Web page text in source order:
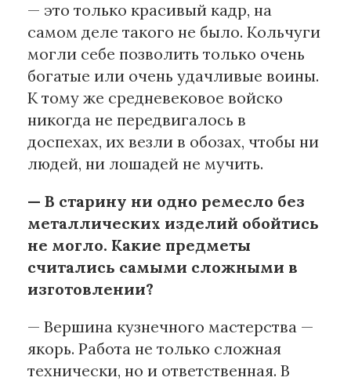
— это только красивый кадр, на
самом деле такого не было. Кольчуги
могли себе позволить только очень
богатые или очень удачливые воины.
К тому же средневековое войско
никогда не передвигалось в
доспехах, их везли в обозах, чтобы ни
людей, ни лошадей не мучить.
— В старину ни одно ремесло без
металлических изделий обойтись
не могло. Какие предметы
считались самыми сложными в
изготовлении?
— Вершина кузнечного мастерства —
якорь. Работа не только сложная
технически, но и ответственная. В